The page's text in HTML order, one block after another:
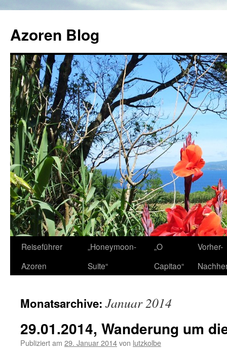
Azoren Blog
Zum
Inhalt
Reiseführer
Azoren
„Honeymoon-
Suite“
„O
Capitao“
Vorher-
Monatsarchive: Januar 2014
29.01.2014, Wanderung um
Publiziert am 29. Januar 2014von lutzkolbe